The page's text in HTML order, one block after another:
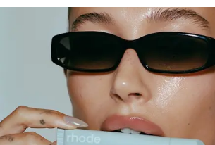
legendarische Parijse club Raspoutine
neerstrijkt in Saint-Tropez. Dit zijn de
die deze zomer de toon zetten, van
zwoele nachten.